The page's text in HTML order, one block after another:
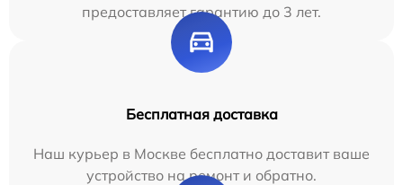
предоставляет гарантию до 3 лет.
Бесплатная доставка
Наш курьер в Москве бесплатно доставит ваше
устройство на ремонт и обратно.